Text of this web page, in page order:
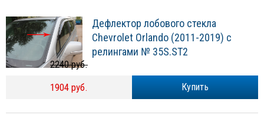
Дефлектор лобового стекла
Chevrolet Orlando (2011-2019) с
релингами № 35S.ST2
Купить
2240 руб.
1904 руб.